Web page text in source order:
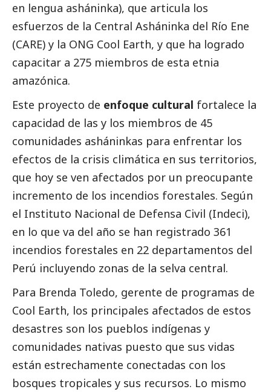
en lengua asháninka), que articula los
esfuerzos de la Central Asháninka del Río Ene
(CARE) y la ONG Cool Earth, y que ha logrado
capacitar a 275 miembros de esta etnia
amazónica.
Este proyecto de enfoque cultural fortalece la
capacidad de las y los miembros de 45
comunidades asháninkas para enfrentar los
efectos de la crisis climática en sus territorios,
que hoy se ven afectados por un preocupante
incremento de los incendios forestales. Según
el Instituto Nacional de Defensa Civil (Indeci),
en lo que va del año se han registrado 361
incendios forestales en 22 departamentos del
Perú incluyendo zonas de la selva central.
Para Brenda Toledo, gerente de programas de
Cool Earth, los principales afectados de estos
desastres son los pueblos indígenas y
comunidades nativas puesto que sus vidas
están estrechamente conectadas con los
bosques tropicales y sus recursos. Lo mismo